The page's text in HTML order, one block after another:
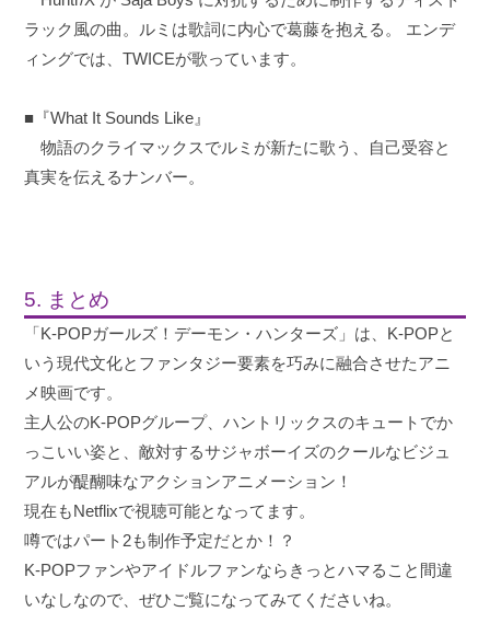
ラック風の曲。ルミは歌詞に内心で葛藤を抱える。 エンデ
ィングでは、TWICEが歌っています。
■『What It Sounds Like』
物語のクライマックスでルミが新たに歌う、自己受容と
真実を伝えるナンバー。
5. まとめ
「K-POPガールズ！デーモン・ハンターズ」は、K-POPと
いう現代文化とファンタジー要素を巧みに融合させたアニ
メ映画です。
主人公のK-POPグループ、ハントリックスのキュートでか
っこいい姿と、敵対するサジャボーイズのクールなビジュ
アルが醍醐味なアクションアニメーション！
現在もNetflixで視聴可能となってます。
噂ではパート2も制作予定だとか！？
K-POPファンやアイドルファンならきっとハマること間違
いなしなので、ぜひご覧になってみてくださいね。